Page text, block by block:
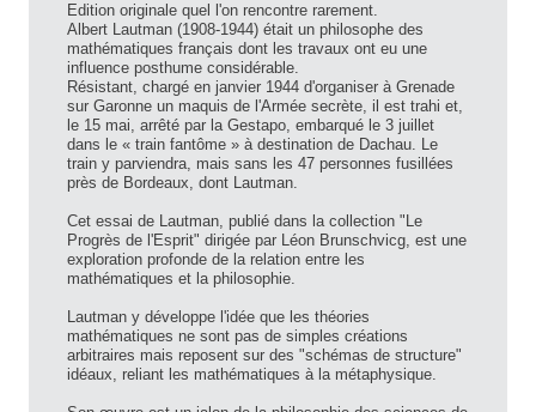
Edition originale quel l'on rencontre rarement.
Albert Lautman (1908-1944) était un philosophe des
mathématiques français dont les travaux ont eu une
influence posthume considérable.
Résistant, chargé en janvier 1944 d'organiser à Grenade
sur Garonne un maquis de l'Armée secrète, il est trahi et,
le 15 mai, arrêté par la Gestapo, embarqué le 3 juillet
dans le « train fantôme » à destination de Dachau. Le
train y parviendra, mais sans les 47 personnes fusillées
près de Bordeaux, dont Lautman.
Cet essai de Lautman, publié dans la collection "Le
Progrès de l'Esprit" dirigée par Léon Brunschvicg, est une
exploration profonde de la relation entre les
mathématiques et la philosophie.
Lautman y développe l'idée que les théories
mathématiques ne sont pas de simples créations
arbitraires mais reposent sur des "schémas de structure"
idéaux, reliant les mathématiques à la métaphysique.